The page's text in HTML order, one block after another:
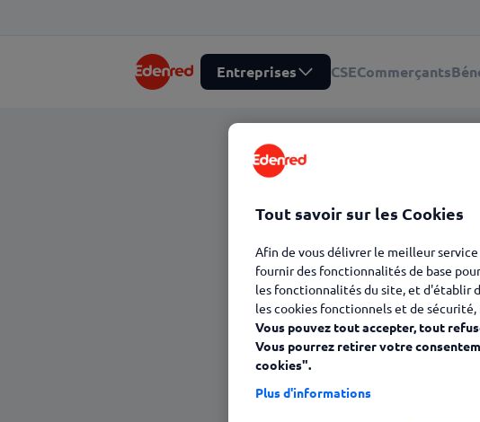
Entreprises CSECommerçants
Tout savoir sur les Cookies
Afin de vous délivrer le meilleur
fournir des fonctionnalités de base
les fonctionnalités du site, et d'établir
les cookies fonctionnels et de
Vous pouvez tout accepter, tout
Vous pourrez retirer votre
cookies".
Plus d'informations